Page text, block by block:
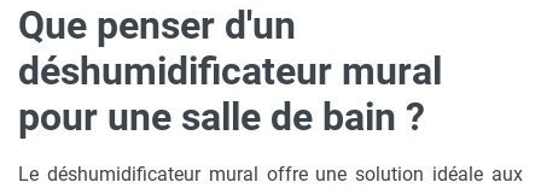
Que penser d'un
déshumidificateur mural
pour une salle de bain ?
Le déshumidificateur mural offre une solution idéale aux